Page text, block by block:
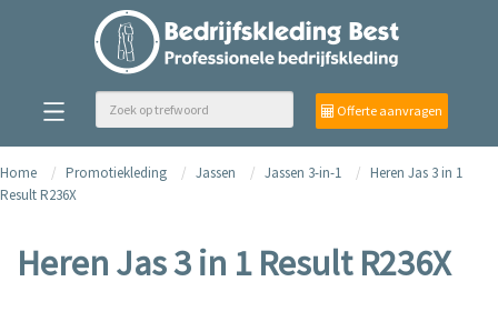
Offerte aanvragen
Home Promotiekleding Jassen Jassen 3-in-1
Heren Jas 3 in 1
Result R236X
Heren Jas 3 in 1 Result R236X